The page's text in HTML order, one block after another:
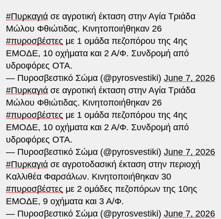
#Πυρκαγιάσε αγροτική έκταση στην Αγία Τριάδα
Μώλου Φθιώτιδας. Κινητοποιήθηκαν 26
#πυροσβέστες με 1 ομάδα πεζοπόρου της 4ης
ΕΜΟΔΕ, 10 οχήματα και 2 Α/Φ. Συνδρομή από
υδροφόρες ΟΤΑ.
— Πυροσβεστικό Σώμα (@pyrosvestiki) June 7, 2026
#Πυρκαγιάσε αγροτική έκταση στην Αγία Τριάδα
Μώλου Φθιώτιδας. Κινητοποιήθηκαν 26
#πυροσβέστες με 1 ομάδα πεζοπόρου της 4ης
ΕΜΟΔΕ, 10 οχήματα και 2 Α/Φ. Συνδρομή από
υδροφόρες ΟΤΑ.
— Πυροσβεστικό Σώμα (@pyrosvestiki) June 7, 2026
#Πυρκαγιάσε αγροτοδασική έκταση στην περιοχή
Καλλιθέα Φαρσάλων. Κινητοποιήθηκαν 30
#πυροσβέστες με 2 ομάδες πεζοπόρων της 10ης
ΕΜΟΔΕ, 9 οχήματα και 3 Α/Φ.
— Πυροσβεστικό Σώμα (@pyrosvestiki) June 7, 2026